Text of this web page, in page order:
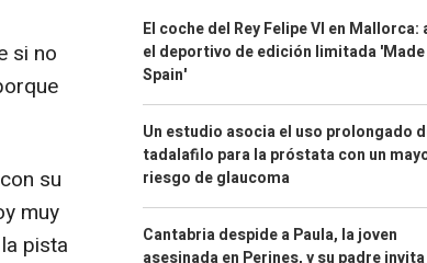
si no
su
muy
pista
El coche del Rey Felipe VI en Mallorca:
el deportivo de edición limitada 'Made
Spain'
Un estudio asocia el uso prolongado
tadalafilo para la próstata con un
riesgo de glaucoma
Cantabria despide a Paula, la joven
asesinada en Perines, y su padre